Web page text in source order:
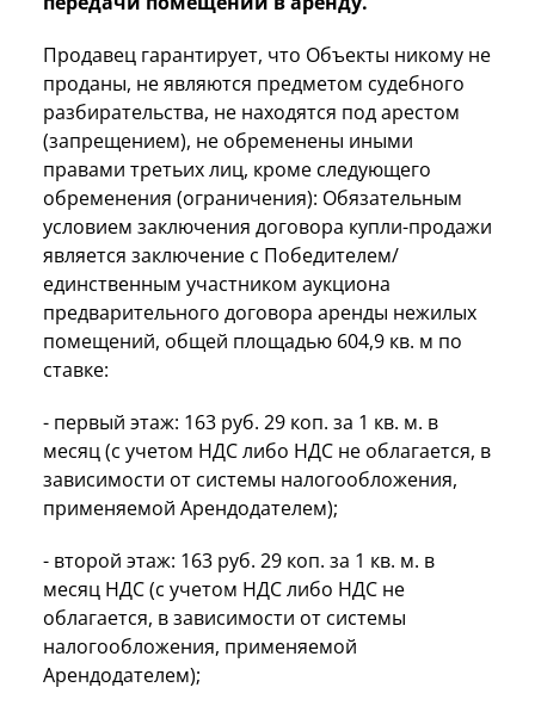
Продавец гарантирует, что Объекты никому не
проданы, не являются предметом судебного
разбирательства, не находятся под арестом
(запрещением), не обременены иными
правами третьих лиц, кроме следующего
обременения (ограничения): Обязательным
условием заключения договора купли-продажи
является заключение с Победителем/
единственным участником аукциона
предварительного договора аренды нежилых
помещений, общей площадью 604,9 кв. м по
ставке:
- первый этаж: 163 руб. 29 коп. за 1 кв. м. в
месяц (с учетом НДС либо НДС не облагается, в
зависимости от системы налогообложения,
применяемой Арендодателем);
- второй этаж: 163 руб. 29 коп. за 1 кв. м. в
месяц НДС (с учетом НДС либо НДС не
облагается, в зависимости от системы
налогообложения, применяемой
Арендодателем);